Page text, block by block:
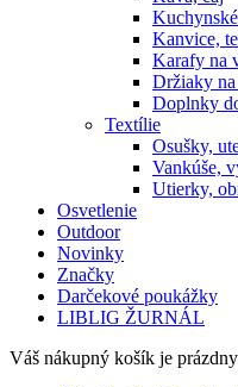
Kanvice,
Karafy na
Držiaky
Doplnky
Textílie
Osušky,
Vankúše,
Utierky,
Osvetlenie
Outdoor
Novinky
Značky
Darčekové poukážky
LIBLIG ŽURNÁL
Váš nákupný košík je prázdny